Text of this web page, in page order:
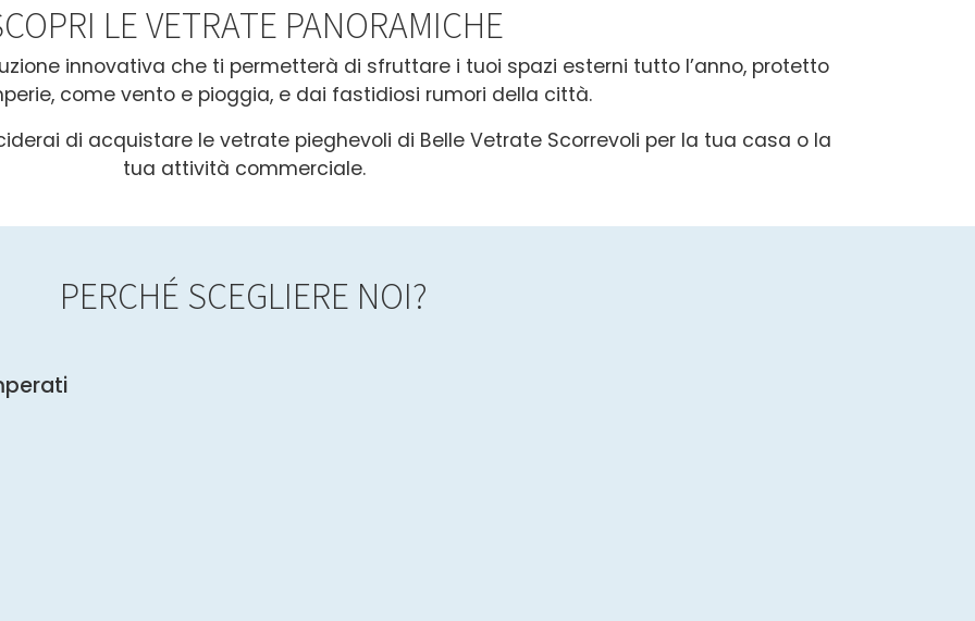
LE VETRATE PANORAMICHE
innovativa che ti permetterà di sfruttare i tuoi spazi esterni tutto l’anno, protetto
come vento e pioggia, e dai fastidiosi rumori della città.
di acquistare le vetrate pieghevoli di Belle Vetrate Scorrevoli per la tua casa o la
tua attività commerciale.
PERCHÉ SCEGLIERE NOI?